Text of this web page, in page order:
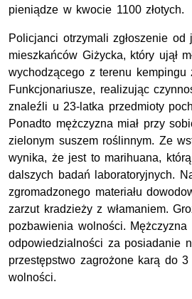
pieniądze w kwocie 1100 złotych.
Policjanci otrzymali zgłoszenie od
mieszkańców Giżycka, który ujął
wychodzącego z terenu kempingu
Funkcjonariusze, realizując
znaleźli u 23-latka przedmioty
Ponadto mężczyzna miał przy
zielonym suszem roślinnym. Ze
wynika, że jest to marihuana,
dalszych badań laboratoryjnych.
zgromadzonego materiału
zarzut kradzieży z włamaniem.
pozbawienia wolności.
odpowiedzialności za posiadanie
przestępstwo zagrożone karą do
wolności.